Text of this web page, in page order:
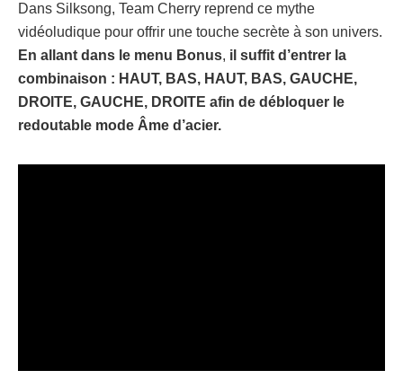
Dans Silksong, Team Cherry reprend ce mythe
vidéoludique pour offrir une touche secrète à son univers.
En allant dans le menu Bonus, il suffit d’entrer la
combinaison : HAUT, BAS, HAUT, BAS, GAUCHE,
DROITE, GAUCHE, DROITE afin de débloquer le
redoutable mode Âme d’acier.